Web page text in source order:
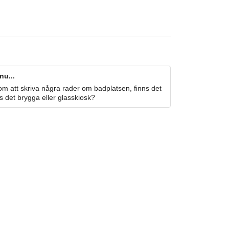
att skriva några rader om badplatsen, finns det
det brygga eller glasskiosk?